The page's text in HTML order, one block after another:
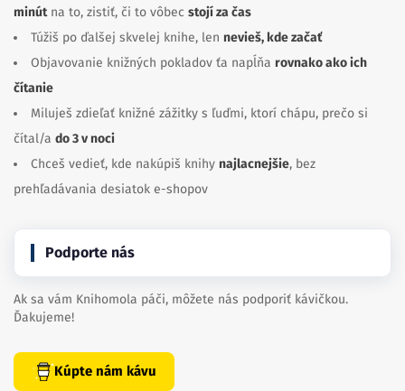
minútna to, zistiť, či to vôbec stojí za čas
Túžiš po ďalšej skvelej knihe, len nevieš, kde začať
Objavovanie knižných pokladov ťa napĺňa rovnako ako ich
čítanie
Miluješ zdieľať knižné zážitky s ľuďmi, ktorí chápu, prečo si
čítal/a do 3 v noci
Chceš vedieť, kde nakúpiš knihy najlacnejšie, bez
prehľadávania desiatok e-shopov
Podporte nás
Ak sa vám Knihomola páči, môžete nás podporiť kávičkou.
Ďakujeme!
Kúpte nám kávu